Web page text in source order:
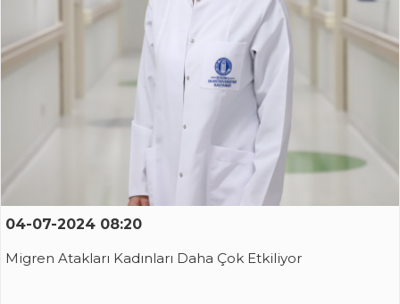
04-07-2024 08:20
Migren Atakları Kadınları Daha Çok Etkiliyor